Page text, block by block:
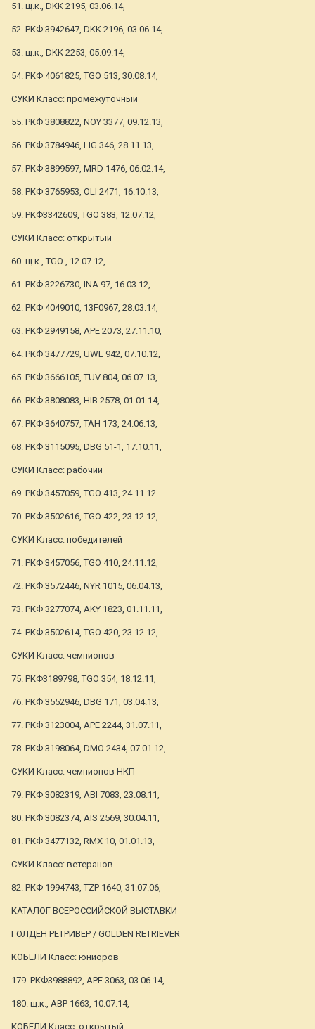
51. щ.к., DKK 2195, 03.06.14,
52. РКФ 3942647, DKK 2196, 03.06.14,
53. щ.к., DKK 2253, 05.09.14,
54. РКФ 4061825, TGO 513, 30.08.14,
СУКИ Класс: промежуточный
55. РКФ 3808822, NOY 3377, 09.12.13,
56. РКФ 3784946, LIG 346, 28.11.13,
57. РКФ 3899597, MRD 1476, 06.02.14,
58. РКФ 3765953, OLI 2471, 16.10.13,
59. РКФ3342609, TGO 383, 12.07.12,
СУКИ Класс: открытый
60. щ.к., TGO , 12.07.12,
61. РКФ 3226730, INA 97, 16.03.12,
62. РКФ 4049010, 13F0967, 28.03.14,
63. РКФ 2949158, АРЕ 2073, 27.11.10,
64. РКФ 3477729, UWE 942, 07.10.12,
65. РКФ 3666105, TUV 804, 06.07.13,
66. РКФ 3808083, HIB 2578, 01.01.14,
67. РКФ 3640757, TAH 173, 24.06.13,
68. РКФ 3115095, DBG 51-1, 17.10.11,
СУКИ Класс: рабочий
69. РКФ 3457059, TGO 413, 24.11.12
70. РКФ 3502616, TGO 422, 23.12.12,
СУКИ Класс: победителей
71. РКФ 3457056, TGO 410, 24.11.12,
72. РКФ 3572446, NYR 1015, 06.04.13,
73. РКФ 3277074, AKY 1823, 01.11.11,
74. РКФ 3502614, TGO 420, 23.12.12,
СУКИ Класс: чемпионов
75. РКФ3189798, TGO 354, 18.12.11,
76. РКФ 3552946, DBG 171, 03.04.13,
77. РКФ 3123004, APE 2244, 31.07.11,
78. РКФ 3198064, DMO 2434, 07.01.12,
СУКИ Класс: чемпионов НКП
79. РКФ 3082319, ABI 7083, 23.08.11,
80. РКФ 3082374, AIS 2569, 30.04.11,
81. РКФ 3477132, RMX 10, 01.01.13,
СУКИ Класс: ветеранов
82. РКФ 1994743, TZP 1640, 31.07.06,
КАТАЛОГ ВСЕРОССИЙСКОЙ ВЫСТАВКИ
ГОЛДЕН РЕТРИВЕР / GOLDEN RETRIEVER
КОБЕЛИ Класс: юниоров
179. РКФ3988892, АРЕ 3063, 03.06.14,
180. щ.к., АВР 1663, 10.07.14,
КОБЕЛИ Класс: открытый